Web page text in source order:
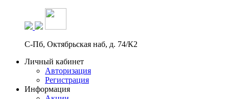
С-Пб, Октябрьская наб, д. 74/К2
Личный кабинет
Авторизация
Регистрация
Информация